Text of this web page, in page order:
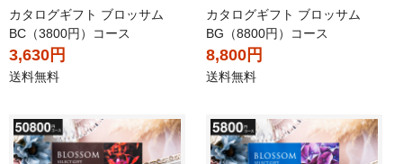
カタログギフト ブロッサム
BC（3800円）コース
3,630円
送料無料
カタログギフト ブロッサム
BG（8800円）コース
8,800円
送料無料